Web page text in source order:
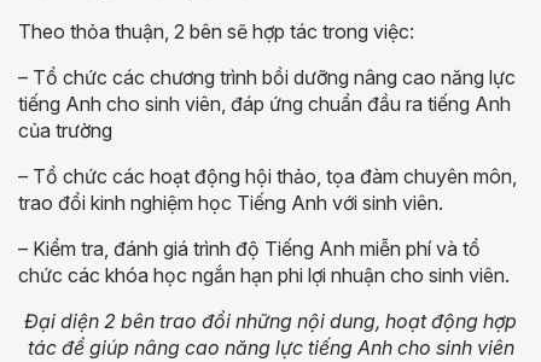
Theo thỏa thuận, 2 bên sẽ hợp tác trong việc:
– Tổ chức các chương trình bồi dưỡng nâng cao năng lực
tiếng Anh cho sinh viên, đáp ứng chuẩn đầu ra tiếng Anh
của trường
– Tổ chức các hoạt động hội thảo, tọa đàm chuyên môn,
trao đổi kinh nghiệm học Tiếng Anh với sinh viên.
– Kiểm tra, đánh giá trình độ Tiếng Anh miễn phí và tổ
chức các khóa học ngắn hạn phi lợi nhuận cho sinh viên.
Đại diện 2 bên trao đổi những nội dung, hoạt động hợp
tác để giúp nâng cao năng lực tiếng Anh cho sinh viên